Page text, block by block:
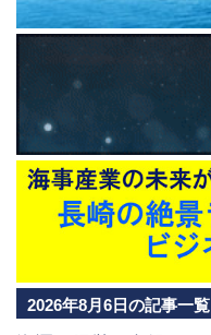
2026年8月6日の記事一覧